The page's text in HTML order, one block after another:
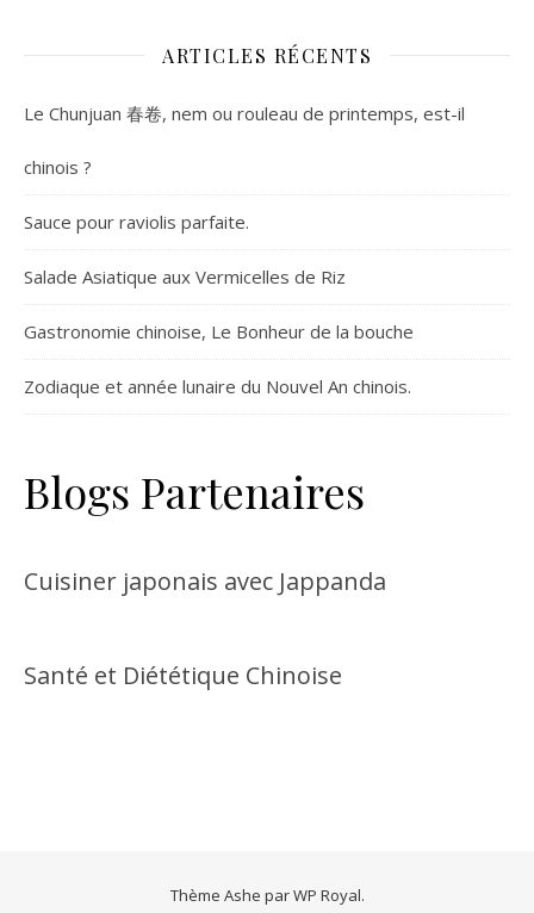
ARTICLES RÉCENTS
Le Chunjuan 春卷, nem ou rouleau de printemps, est-il
chinois ?
Sauce pour raviolis parfaite.
Salade Asiatique aux Vermicelles de Riz
Gastronomie chinoise, Le Bonheur de la bouche
Zodiaque et année lunaire du Nouvel An chinois.
Blogs Partenaires
Cuisiner japonais avec Jappanda
Santé et Diététique Chinoise
Thème Ashe parWP Royal.